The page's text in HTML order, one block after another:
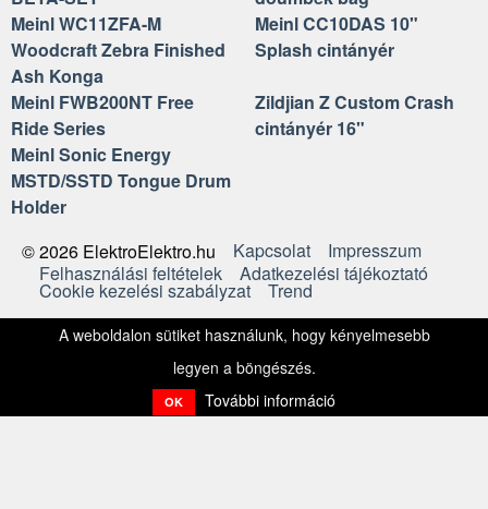
Meinl WC11ZFA-M
Woodcraft Zebra Finished
Ash Konga
Meinl CC10DAS 10"
Splash cintányér
Meinl FWB200NT Free
Ride Series
Zildjian Z Custom Crash
cintányér 16"
Meinl Sonic Energy
MSTD/SSTD Tongue Drum
Holder
© 2026 ElektroElektro.hu
Kapcsolat
Impresszum
Felhasználási feltételek
Adatkezelési tájékoztató
Cookie kezelési szabályzat Trend
A weboldalon sütiket használunk, hogy kényelmesebb
legyen a böngészés.
OK További információ